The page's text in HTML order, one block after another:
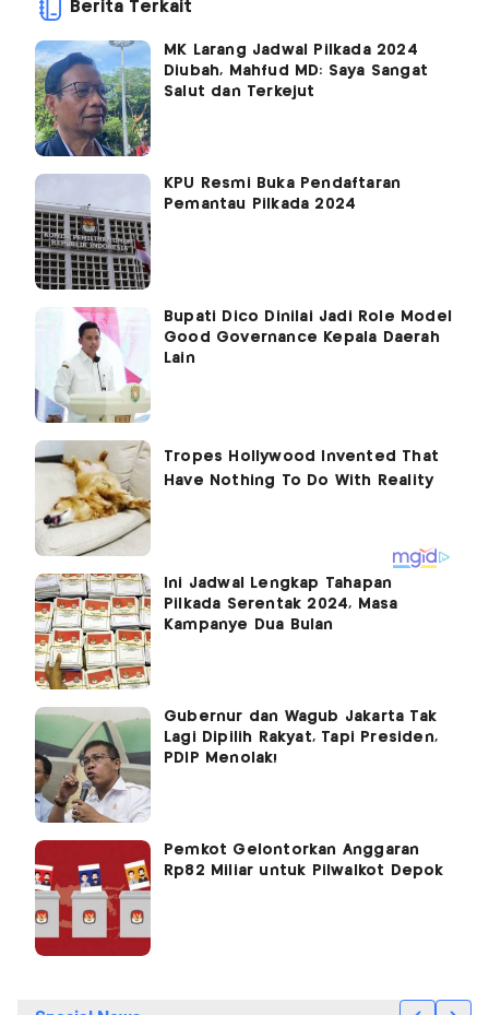
Berita Terkait
MK Larang Jadwal Pilkada 2024
Diubah, Mahfud MD: Saya Sangat
Salut dan Terkejut
KPU Resmi Buka Pendaftaran
Pemantau Pilkada 2024
Bupati Dico Dinilai Jadi Role Model
Good Governance Kepala Daerah
Lain
Ini Jadwal Lengkap Tahapan
Pilkada Serentak 2024, Masa
Kampanye Dua Bulan
Gubernur dan Wagub Jakarta Tak
Lagi Dipilih Rakyat, Tapi Presiden,
PDIP Menolak!
Pemkot Gelontorkan Anggaran
Rp82 Miliar untuk Pilwalkot Depok